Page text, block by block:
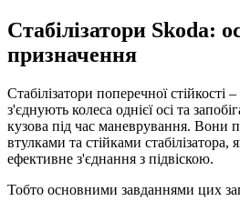
Стабілізатори Skoda:
призначення
Стабілізатори поперечної стійкості
з'єднують колеса однієї осі та
кузова під час маневрування. Вони
втулками та стійками стабілізатора,
ефективне з'єднання з підвіскою.
Тобто основними завданнями цих